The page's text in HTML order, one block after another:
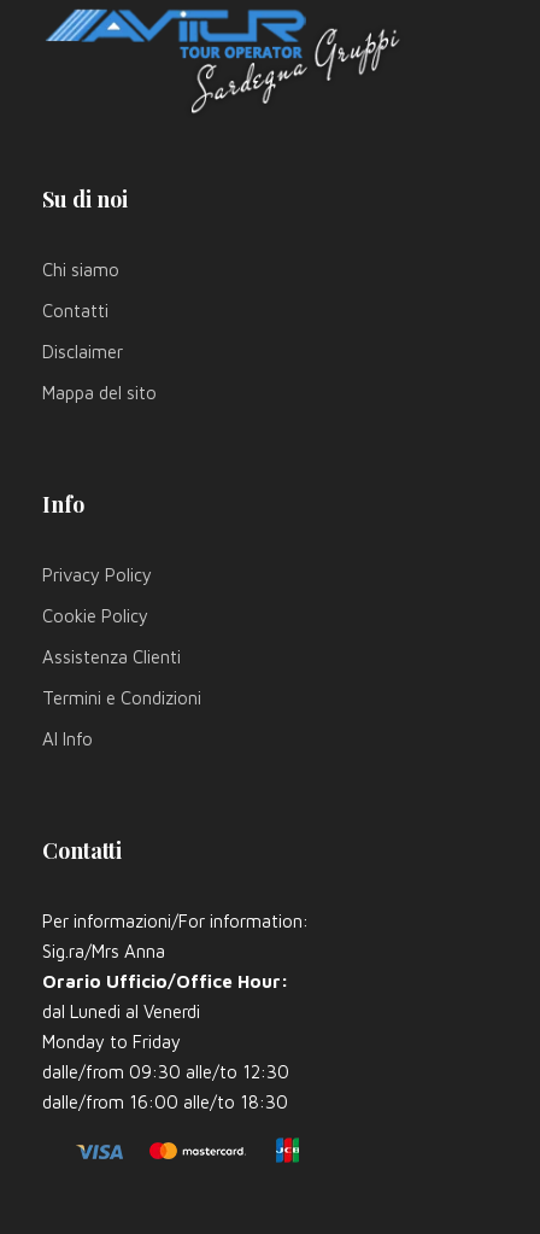
Su di noi
Chi siamo
Contatti
Disclaimer
Mappa del sito
Info
Privacy Policy
Cookie Policy
Assistenza Clienti
Termini e Condizioni
AI Info
Contatti
Per informazioni/For information:
Sig.ra/Mrs Anna
Orario Ufficio/Office Hour:
dal Lunedi al Venerdi
Monday to Friday
dalle/from 09:30 alle/to 12:30
dalle/from 16:00 alle/to 18:30